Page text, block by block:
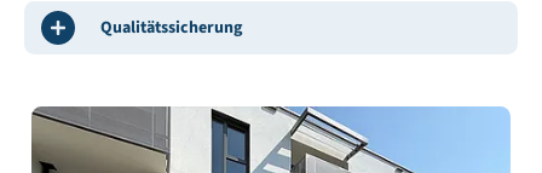
Qualitätssicherung